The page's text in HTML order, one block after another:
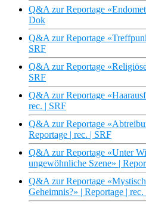
Q&A zur Reportage
Dok
Q&A zur Reportage
SRF
Q&A zur Reportage
SRF
Q&A zur Reportage
rec. | SRF
Q&A zur Reportage
Reportage | rec. | SRF
Q&A zur Reportage «Unter
ungewöhnliche Szene» |
Q&A zur Reportage
Geheimnis?» | Reportage |